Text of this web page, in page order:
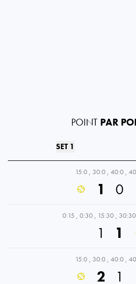
POINT PAR
SET 1
15:0 , 30:0 , 40:0 ,
1 0
0:15 , 0:30 , 15:30 , 30:30
1 1
15:0 , 30:0 , 40:0 ,
2 1